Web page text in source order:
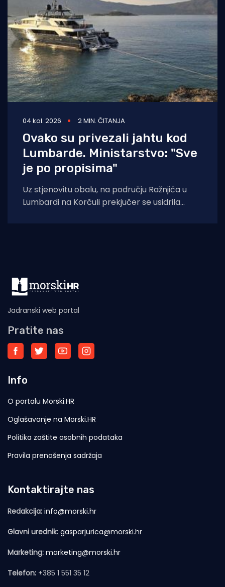
04 kol. 2026 2 MIN. ČITANJA
Ovako su privezali jahtu kod
Lumbarde. Ministarstvo: "Sve
je po propisima"
Uz stjenovitu obalu, na području Ražnjića u
Lumbardi na Korčuli prekjučer se usidrila
Jadranski web portal
Pratite nas
Info
O portalu Morski.HR
Oglašavanje na Morski.HR
Politika zaštite osobnih podataka
Pravila prenošenja sadržaja
Kontaktirajte nas
Redakcija: info@morski.hr
Glavni urednik: gasparjurica@morski.hr
Marketing: marketing@morski.hr
Telefon: +385 1 551 35 12